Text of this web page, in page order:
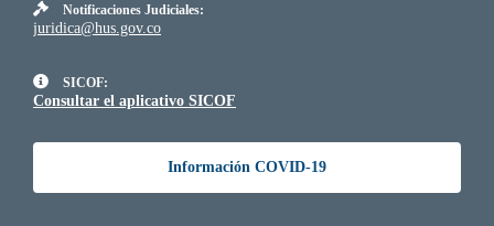
Notificaciones Judiciales:
juridica@hus.gov.co
SICOF:
Consultar el aplicativo SICOF
Información COVID-19